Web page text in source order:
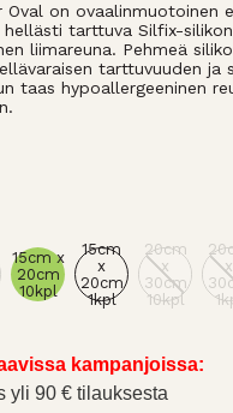
Oval on ovaalinmuotoinen
tarttuva Silfix-
liimareuna. Pehmeä
tarttuvuuden ja
taas hypoallergeeninen
15cm x
20cm
10kpl
15cm
x
20cm
1kpl
20cm
x
30cm
10kpl
x
kampanjoissa:
yli 90 € tilauksesta